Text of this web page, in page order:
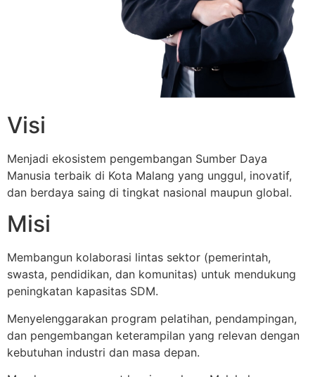
Visi
Menjadi ekosistem pengembangan Sumber Daya
Manusia terbaik di Kota Malang yang unggul, inovatif,
dan berdaya saing di tingkat nasional maupun global.
Misi
Membangun kolaborasi lintas sektor (pemerintah,
swasta, pendidikan, dan komunitas) untuk mendukung
peningkatan kapasitas SDM.
Menyelenggarakan program pelatihan, pendampingan,
dan pengembangan keterampilan yang relevan dengan
kebutuhan industri dan masa depan.